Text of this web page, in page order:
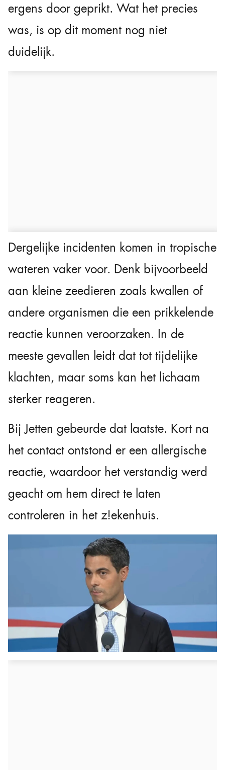
ergens door geprikt. Wat het precies
was, is op dit moment nog niet
duidelijk.
Dergelijke incidenten komen in tropische
wateren vaker voor. Denk bijvoorbeeld
aan kleine zeedieren zoals kwallen of
andere organismen die een prikkelende
reactie kunnen veroorzaken. In de
meeste gevallen leidt dat tot tijdelijke
klachten, maar soms kan het lichaam
sterker reageren.
Bij Jetten gebeurde dat laatste. Kort na
het contact ontstond er een allergische
reactie, waardoor het verstandig werd
geacht om hem direct te laten
controleren in het z!ekenhuis.